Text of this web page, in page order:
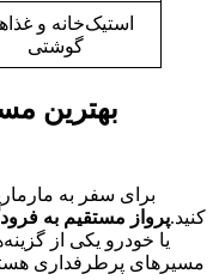
استیک‌خانه و
گوشتی
بهترین
برای سفر به
کنید.پرواز مستقیم به
یا خودرو یکی از